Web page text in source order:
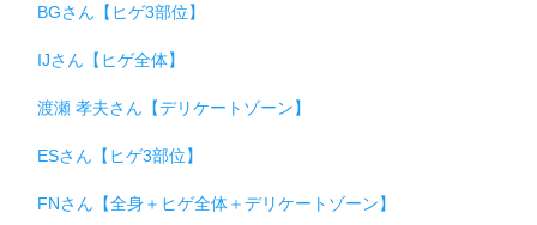
BGさん【ヒゲ3部位】
IJさん【ヒゲ全体】
渡瀬 孝夫さん【デリケートゾーン】
ESさん【ヒゲ3部位】
FNさん【全身＋ヒゲ全体＋デリケートゾーン】